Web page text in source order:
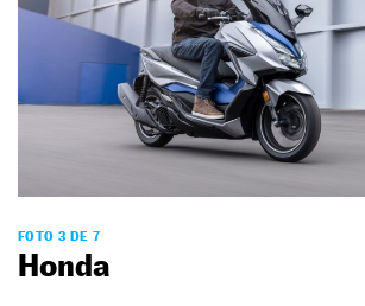
FOTO 3 DE 7
Honda